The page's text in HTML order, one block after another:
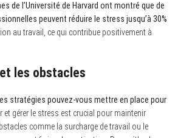
de l’Université de Harvard ont montré que de
peuvent réduire le stress jusqu’à 30%
au travail, ce qui contribue positivement à
les obstacles
stratégies pouvez-vous mettre en place pour
et gérer le stress est crucial pour maintenir
comme la surcharge de travail ou le